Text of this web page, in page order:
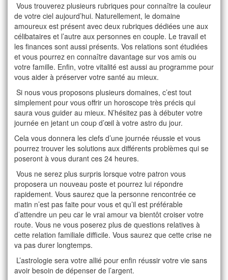
Vous trouverez plusieurs rubriques pour connaître la couleur
de votre ciel aujourd’hui. Naturellement, le domaine
amoureux est présent avec deux rubriques dédiées une aux
célibataires et l’autre aux personnes en couple. Le travail et
les finances sont aussi présents. Vos relations sont étudiées
et vous pourrez en connaître davantage sur vos amis ou
votre famille. Enfin, votre vitalité est aussi au programme pour
vous aider à préserver votre santé au mieux.
Si nous vous proposons plusieurs domaines, c’est tout
simplement pour vous offrir un horoscope très précis qui
saura vous guider au mieux. N’hésitez pas à débuter votre
journée en jetant un coup d’œil à votre astro du jour.
Cela vous donnera les clefs d’une journée réussie et vous
pourrez trouver les solutions aux différents problèmes qui se
poseront à vous durant ces 24 heures.
Vous ne serez plus surpris lorsque votre patron vous
proposera un nouveau poste et pourrez lui répondre
rapidement. Vous saurez que la personne rencontrée ce
matin n’est pas faite pour vous et qu’il est préférable
d’attendre un peu car le vrai amour va bientôt croiser votre
route. Vous ne vous poserez plus de questions relatives à
cette relation familiale difficile. Vous saurez que cette crise ne
va pas durer longtemps.
L’astrologie sera votre allié pour enfin réussir votre vie sans
avoir besoin de dépenser de l’argent.